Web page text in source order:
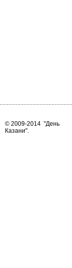
© 2009-2014 "День
Казани".